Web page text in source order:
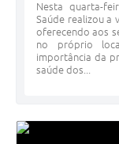
Nesta quarta-
Saúde realizou a
oferecendo aos
no próprio
importância da
saúde dos...